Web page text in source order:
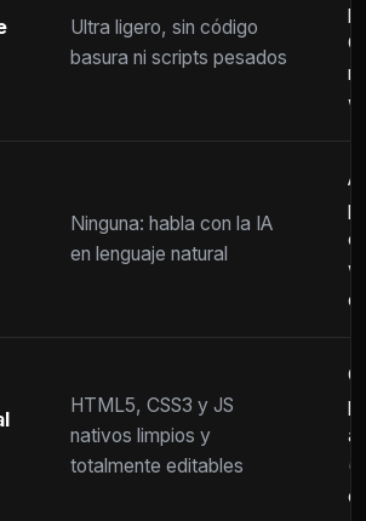
Ultra ligero, sin código
basura ni scripts pesados
Ninguna: habla con la IA
en lenguaje natural
HTML5, CSS3 y JS
nativos limpios y
totalmente editables